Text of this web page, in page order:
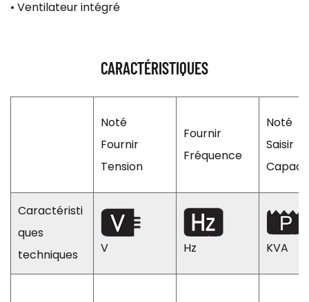
• Ventilateur intégré
CARACTÉRISTIQUES
Noté
Fournir
Tension
Fournir
Fréquence
Noté
Saisir
Caractéristi
ques
techniques
V Hz KVA